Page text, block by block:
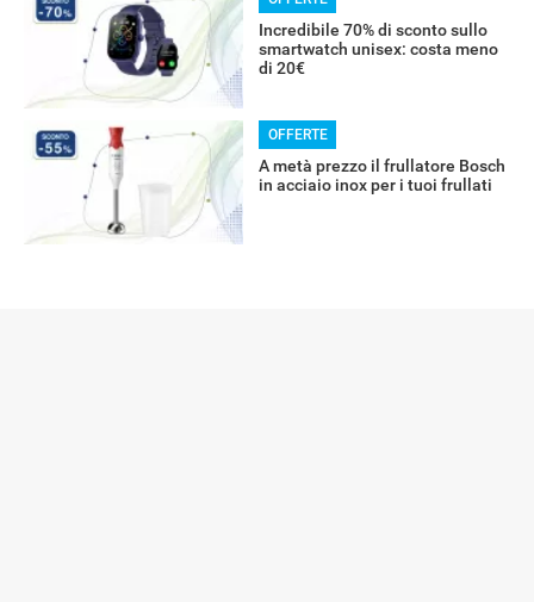
Incredibile 70% di sconto sullo
smartwatch unisex: costa meno
di 20€
OFFERTE
A metà prezzo il frullatore Bosch
in acciaio inox per i tuoi frullati